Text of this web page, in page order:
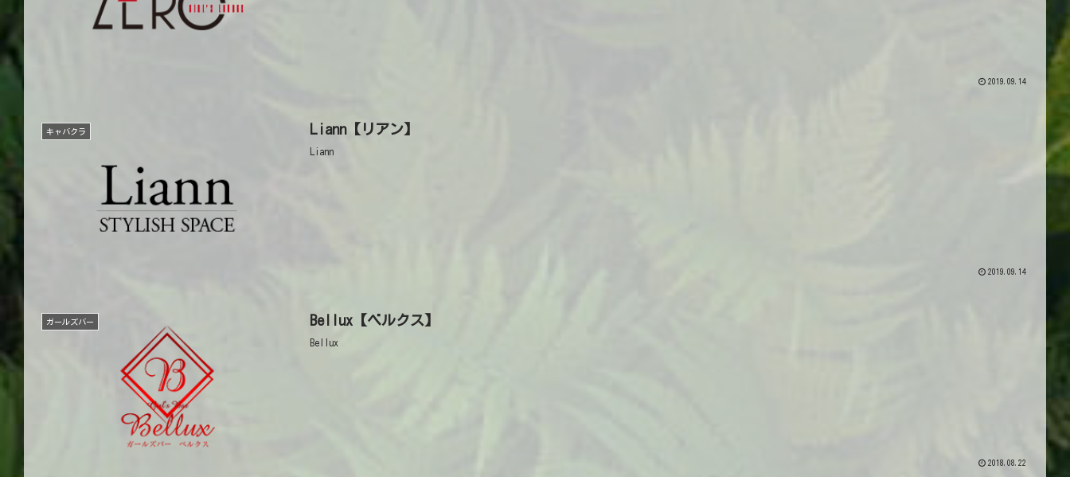
2019.09.14
キャバクラ Liann【リアン】
Liann
2019.09.14
ガールズバー Bellux【ベルクス】
Bellux
2018.08.22